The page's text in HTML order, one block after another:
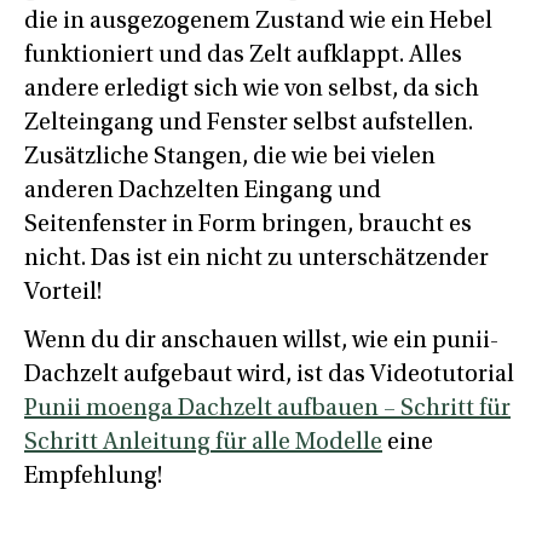
die in ausgezogenem Zustand wie ein Hebel
funktioniert und das Zelt aufklappt. Alles
andere erledigt sich wie von selbst, da sich
Zelteingang und Fenster selbst aufstellen.
Zusätzliche Stangen, die wie bei vielen
anderen Dachzelten Eingang und
Seitenfenster in Form bringen, braucht es
nicht. Das ist ein nicht zu unterschätzender
Vorteil!
Wenn du dir anschauen willst, wie ein punii-
Dachzelt aufgebaut wird, ist das Videotutorial
Punii moenga Dachzelt aufbauen – Schritt für
Schritt Anleitung für alle Modelle eine
Empfehlung!